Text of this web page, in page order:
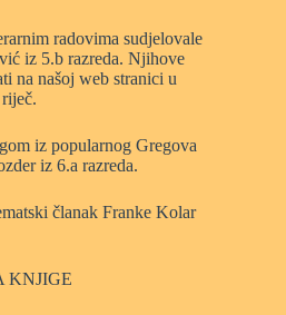
radovima sudjelovale
iz 5.b razreda. Njihove
na našoj web stranici u
iz popularnog Gregova
iz 6.a razreda.
članak Franke Kolar
KNJIGE